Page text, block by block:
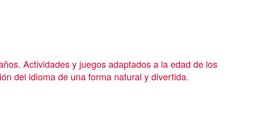
Actividades y juegos adaptados a la edad de los
del idioma de una forma natural y divertida.